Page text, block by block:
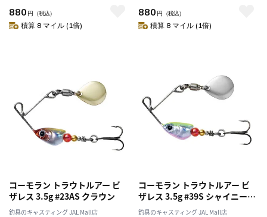
880 円 （税込）
積算 8 マイル (1倍)
880 円 （税込）
積算 8 マイル (1倍)
コーモラン トラウトルアー ビ
ザレス 3.5g #23AS クラウン
釣具のキャスティング JAL Mall店
コーモラン トラウトルアー ビ
ザレス 3.5g #39S シャイニーチ
ャート
釣具のキャスティング JAL Mall店